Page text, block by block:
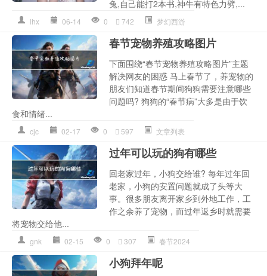
兔,自己能打2本书,神牛有特色力劈,...
lhx 06-14 0 742 梦幻西游
春节宠物养殖攻略图片
下面围绕“春节宠物养殖攻略图片”主题
解决网友的困惑 马上春节了，养宠物的
朋友们知道春节期间狗狗需要注意哪些
问题吗? 狗狗的“春节病”大多是由于饮
食和情绪...
cjc 02-17 0 597 文章列表
过年可以玩的狗有哪些
回老家过年，小狗交给谁? 每年过年回
老家，小狗的安置问题就成了头等大
事。很多朋友离开家乡到外地工作，工
作之余养了宠物，而过年返乡时就需要
将宠物交给他...
gnk 02-15 0 307 春节2024
小狗拜年呢